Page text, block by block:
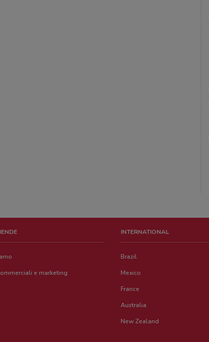
e marketing
INTERNATIONAL
Brazil
Mexico
France
Australia
New Zealand